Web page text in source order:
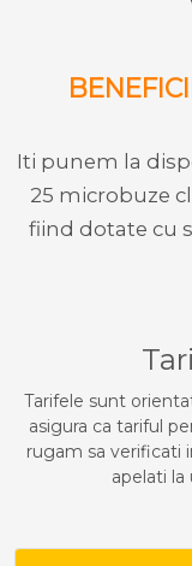
Iti punem la
25 microbuze
fiind dotate cu
Tarifele sunt
asigura ca tariful
rugam sa verificati
apelati la